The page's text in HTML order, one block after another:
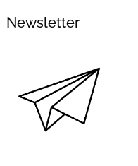
Newsletter